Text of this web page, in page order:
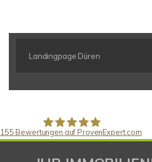
Landingpage Düren
Gaspar
155 Bewertungen auf ProvenExpert.com